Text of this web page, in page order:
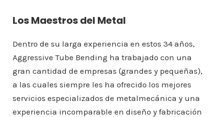
Los Maestros del Metal
Dentro de su larga experiencia en estos 34 años,
Aggressive Tube Bending ha trabajado con una
gran cantidad de empresas (grandes y pequeñas),
a las cuales siempre les ha ofrecido los mejores
servicios especializados de metalmecánica y una
experiencia incomparable en diseño y fabricación